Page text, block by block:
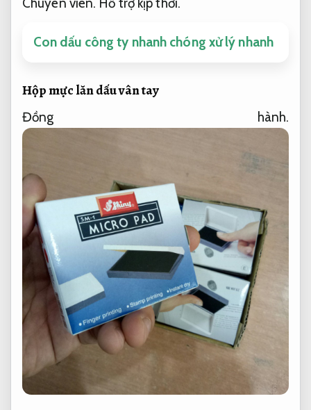
Con dấu công ty nhanh chóng xử lý nhanh
Hộp mực lăn dấu vân tay
Đồng hành.